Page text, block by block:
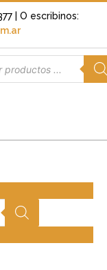
| O escribinos: